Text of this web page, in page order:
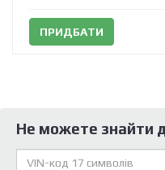
ПРИДБАТИ
Не можете знайти